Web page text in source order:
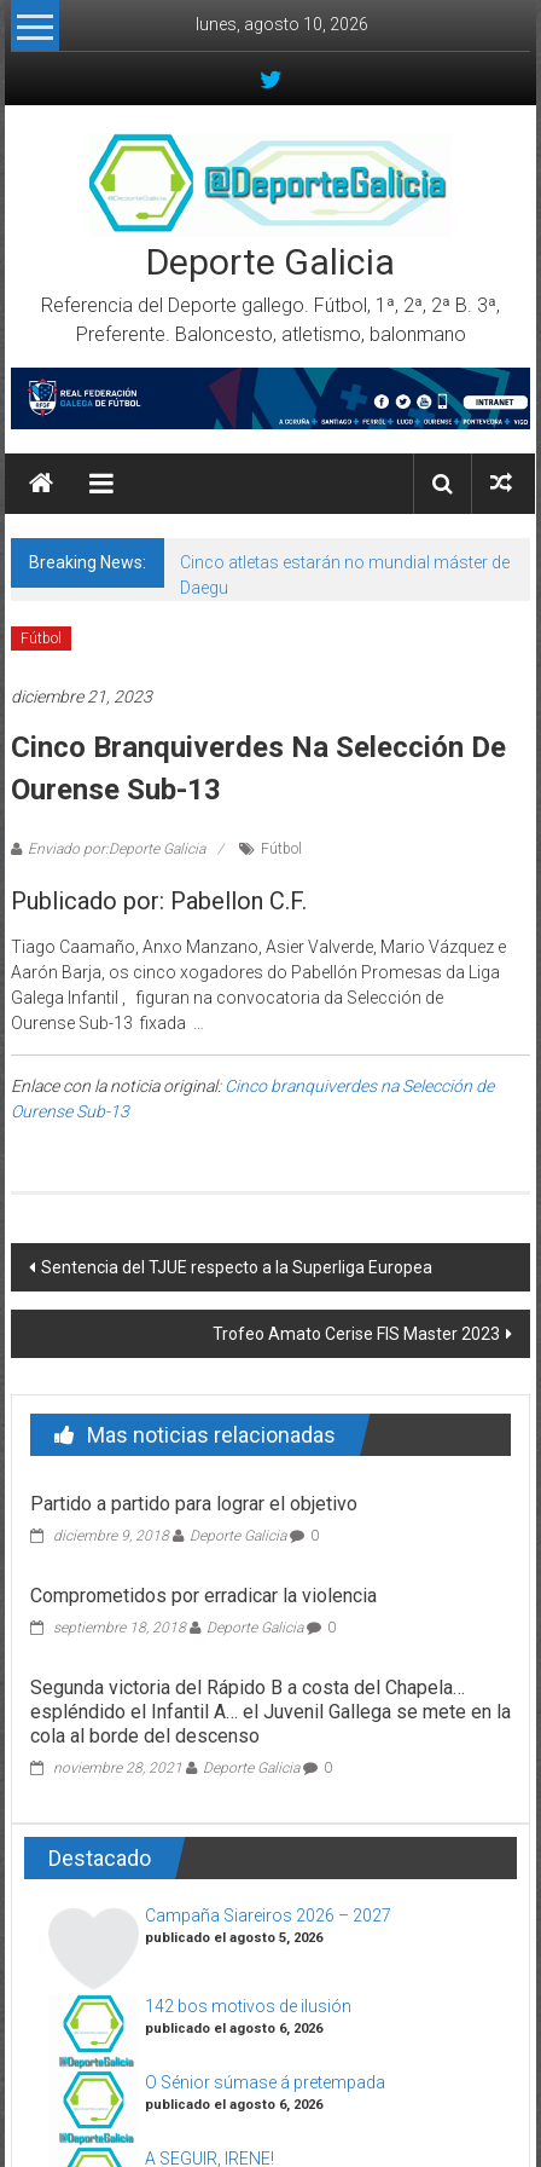
Skip to content
lunes, agosto 10, 2026
Deporte Galicia
Referencia del Deporte gallego. Fútbol, 1ª, 2ª, 2ª B. 3ª,
Preferente. Baloncesto, atletismo, balonmano
Breaking News:
Cinco atletas estarán no mundial máster de
Daegu
Fútbol
diciembre 21, 2023
Cinco Branquiverdes Na Selección De
Ourense Sub-13
Enviado por:Deporte Galicia Fútbol
Publicado por: Pabellon C.F.
Tiago Caamaño, Anxo Manzano, Asier Valverde, Mario Vázquez e
Aarón Barja, os cinco xogadores do Pabellón Promesas da Liga
Galega Infantil , figuran na convocatoria da Selección de
Ourense Sub-13 fixada …
Enlace con la noticia original:Cinco branquiverdes na Selección de
Ourense Sub-13
Post navigation
Sentencia del TJUE respecto a la Superliga Europea
Trofeo Amato Cerise FIS Master 2023
Mas noticias relacionadas
Partido a partido para lograr el objetivo
diciembre 9, 2018 Deporte Galicia 0
Comprometidos por erradicar la violencia
septiembre 18, 2018 Deporte Galicia 0
Segunda victoria del Rápido B a costa del Chapela…
espléndido el Infantil A… el Juvenil Gallega se mete en la
cola al borde del descenso
noviembre 28, 2021 Deporte Galicia 0
Destacado
Campaña Siareiros 2026 – 2027
publicado el agosto 5, 2026
142 bos motivos de ilusión
publicado el agosto 6, 2026
O Sénior súmase á pretempada
publicado el agosto 6, 2026
A SEGUIR, IRENE!